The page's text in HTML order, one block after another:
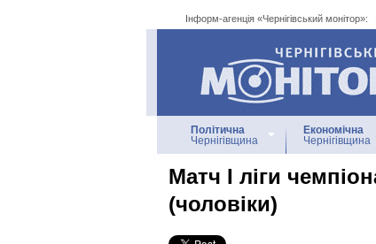
Інформ-агенція «Чернігівський монітор»:
Інформ-агенція
«Чернігівський
Політична
Чернігівщина
Економічна
Чернігівщина
Матч І ліги
(чоловіки)